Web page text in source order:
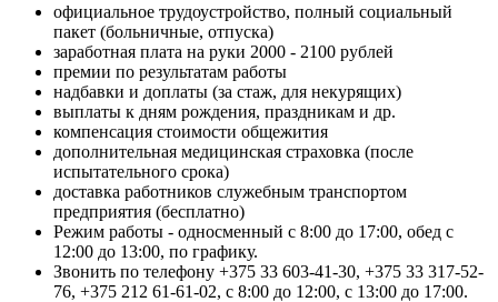
официальное трудоустройство, полный социальный
пакет (больничные, отпуска)
заработная плата на руки 2000 - 2100 рублей
премии по результатам работы
надбавки и доплаты (за стаж, для некурящих)
выплаты к дням рождения, праздникам и др.
компенсация стоимости общежития
дополнительная медицинская страховка (после
испытательного срока)
доставка работников служебным транспортом
предприятия (бесплатно)
Режим работы - односменный с 8:00 до 17:00, обед с
12:00 до 13:00, по графику.
Звонить по телефону +375 33 603-41-30, +375 33 317-52-
76, +375 212 61-61-02, с 8:00 до 12:00, с 13:00 до 17:00.